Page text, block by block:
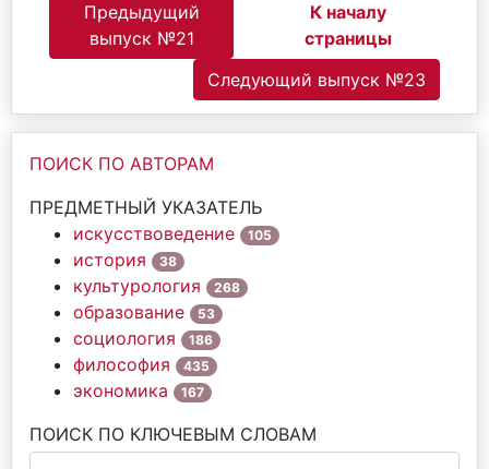
Предыдущий
выпуск №21
К началу
страницы
Следующий выпуск №23
ПОИСК ПО АВТОРАМ
ПРЕДМЕТНЫЙ УКАЗАТЕЛЬ
искусствоведение
105
история 38
культурология 268
образование 53
социология 186
философия 435
экономика 167
ПОИСК ПО КЛЮЧЕВЫМ СЛОВАМ